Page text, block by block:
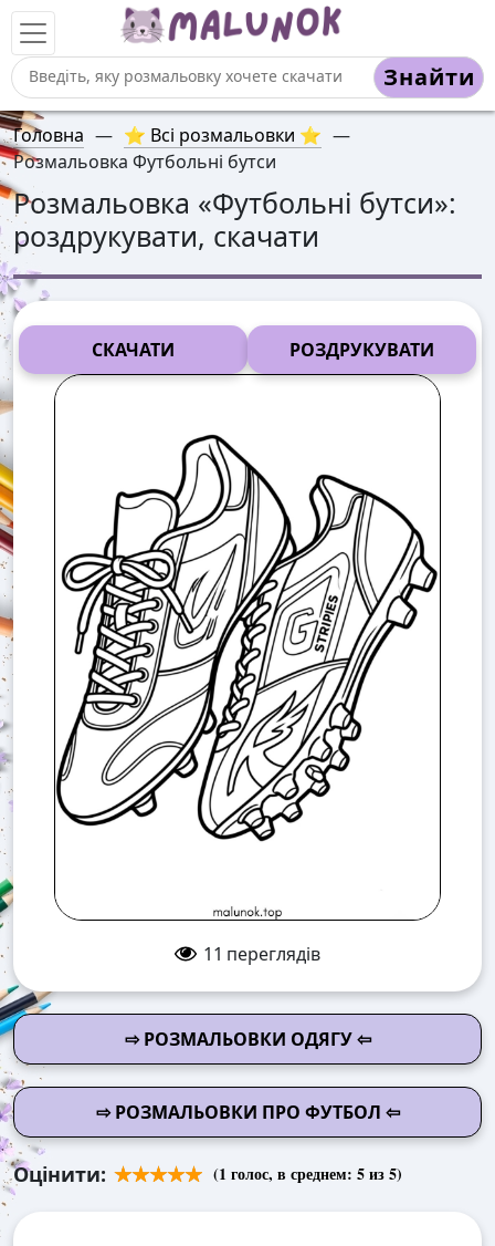
Знайти
Головна — ⭐ Всі розмальовки ⭐ —
Розмальовка Футбольні бутси
Розмальовка «Футбольні бутси»:
роздрукувати, скачати
СКАЧАТИ РОЗДРУКУВАТИ
11 переглядів
⇨ РОЗМАЛЬОВКИ ОДЯГУ ⇦
⇨ РОЗМАЛЬОВКИ ПРО ФУТБОЛ ⇦
Оцінити: (1 голос, в среднем: 5из 5)